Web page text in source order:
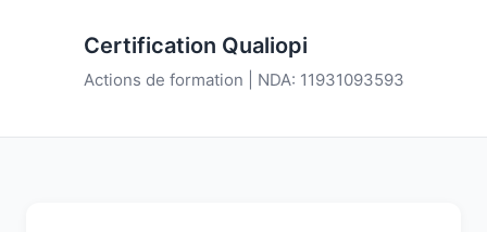
Certification Qualiopi
Actions de formation | NDA: 11931093593